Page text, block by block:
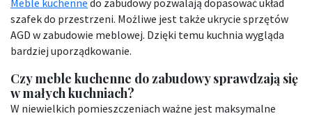
szafek do przestrzeni. Możliwe jest także ukrycie sprzętów
AGD w zabudowie meblowej. Dzięki temu kuchnia wygląda
bardziej uporządkowanie.
Czy meble kuchenne do zabudowy sprawdzają się
w małych kuchniach?
W niewielkich pomieszczeniach ważne jest maksymalne